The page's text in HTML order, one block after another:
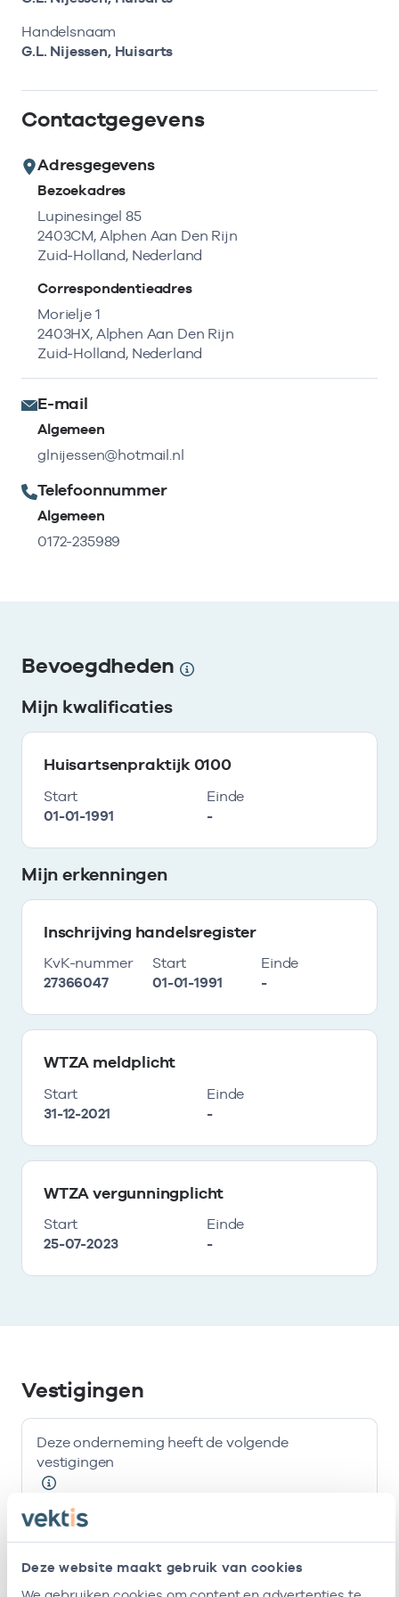
Deze website maakt gebruik van cookies
Vind de actuele gegevens van een
Zoek nu
Kortdurende zorg
Langdurige zorg
Op zoek naar een rapport?
log in voor de besloten rapporten op
Zorgprisma.nl.
Retourcodezoeker
Naar hulp
Handelsnaam
G.L. Nijessen, Huisarts
Contactgegevens
Adresgegevens
Bezoekadres
Lupinesingel 85
2403CM, Alphen Aan Den Rijn
Zuid-Holland, Nederland
Correspondentieadres
Morielje 1
2403HX, Alphen Aan Den Rijn
Zuid-Holland, Nederland
E-mail
Algemeen
glnijessen@hotmail.nl
Telefoonnummer
Algemeen
0172-235989
Bevoegdheden
Mijn kwalificaties
Huisartsenpraktijk 0100
Start
01-01-1991
Einde
-
Mijn erkenningen
Inschrijving handelsregister
KvK-nummer
27366047
Start
01-01-1991
Einde
-
WTZA meldplicht
Start
31-12-2021
Einde
-
WTZA vergunningplicht
Start
25-07-2023
Einde
-
Vestigingen
Deze onderneming heeft de volgende
vestigingen
Naam
G.L.
Nijessen,
Lupinesingel
85
-